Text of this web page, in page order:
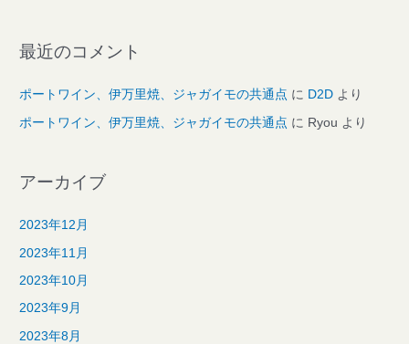
最近のコメント
ポートワイン、伊万里焼、ジャガイモの共通点 に D2D より
ポートワイン、伊万里焼、ジャガイモの共通点 に Ryou より
アーカイブ
2023年12月
2023年11月
2023年10月
2023年9月
2023年8月